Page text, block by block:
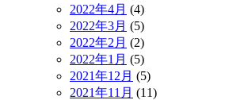
2022年4月 (4)
2022年3月 (5)
2022年2月 (2)
2022年1月 (5)
2021年12月 (5)
2021年11月 (11)